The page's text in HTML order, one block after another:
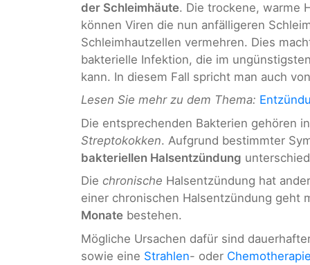
der Schleimhäute. Die trockene, warme
können Viren die nun anfälligeren
Schleimhautzellen vermehren. Dies
bakterielle Infektion, die im
kann. In diesem Fall spricht man auch
Lesen Sie mehr zu dem Thema:
Die entsprechenden Bakterien gehören
Streptokokken. Aufgrund bestimmter
bakteriellen Halsentzündung
Die chronische Halsentzündung hat
einer chronischen Halsentzündung geht
Monate bestehen.
Mögliche Ursachen dafür sind
sowie eine Strahlen- oder